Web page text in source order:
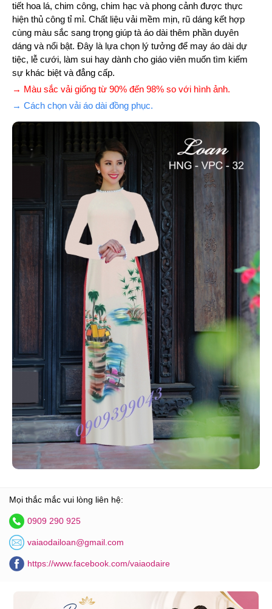
tiết hoa lá, chim công, chim hạc và phong cảnh được thực
hiện thủ công tỉ mỉ. Chất liệu vải mềm mịn, rũ dáng kết hợp
cùng màu sắc sang trọng giúp tà áo dài thêm phần duyên
dáng và nổi bật. Đây là lựa chọn lý tưởng để may áo dài dự
tiệc, lễ cưới, làm sui hay dành cho giáo viên muốn tìm kiếm
sự khác biệt và đẳng cấp.
→ Màu sắc vải giống từ 90% đến 98% so với hình ảnh.
→ Cách chọn vải áo dài đồng phục.
Mọi thắc mắc vui lòng liên hệ:
0909 290 925
vaiaodailoan@gmail.com
https://www.facebook.com/vaiaodaire